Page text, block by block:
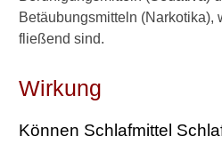
Betäubungsmitteln (Narkotika),
fließend sind.
Wirkung
Können Schlafmittel
?
W
s
i
t